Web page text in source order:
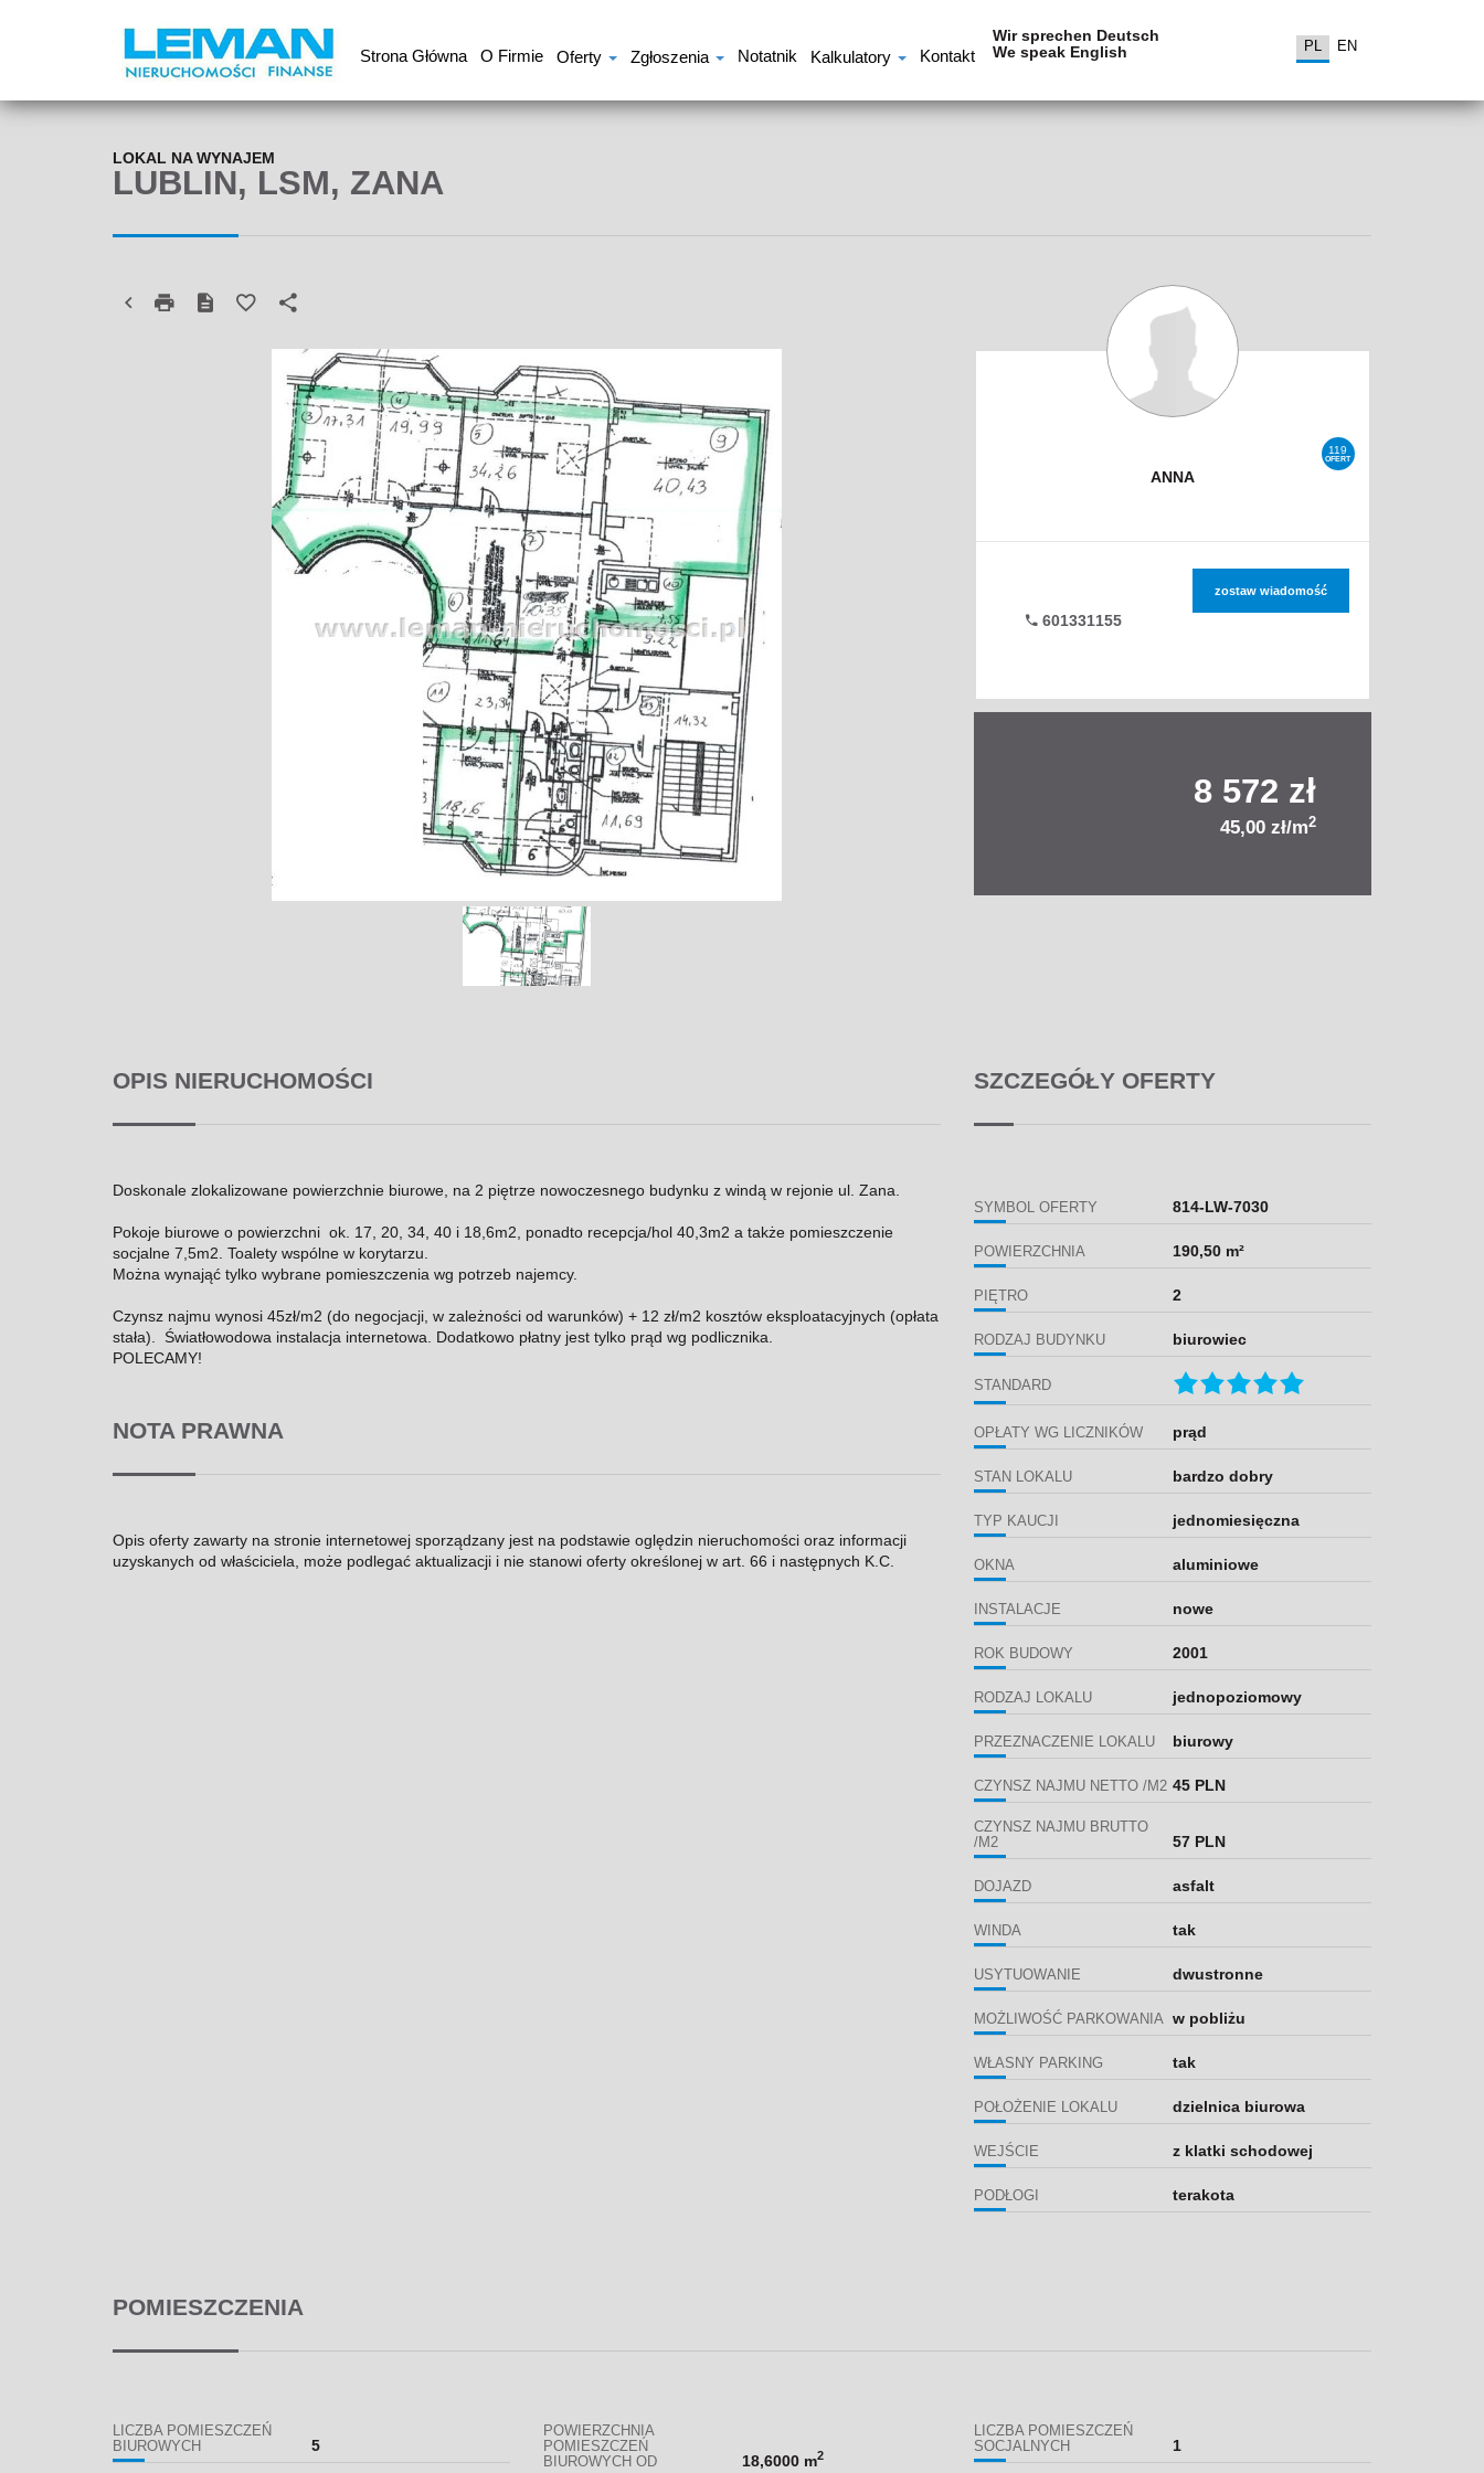
Strona Główna O Firmie Oferty Zgłoszenia Notatnik Kalkulatory Kontakt
Wir sprechen Deutsch
We speak English
PL EN
LUBLIN, LSM, ZANA
LOKAL NA WYNAJEM
119
OFERT
ANNA
601331155
zostaw wiadomość
8 572 zł
45,00 zł/m2
OPIS NIERUCHOMOŚCI
Doskonale zlokalizowane powierzchnie biurowe, na 2 piętrze nowoczesnego budynku z windą w rejonie ul. Zana.
Pokoje biurowe o powierzchni ok. 17, 20, 34, 40 i 18,6m2, ponadto recepcja/hol 40,3m2 a także pomieszczenie
socjalne 7,5m2. Toalety wspólne w korytarzu.
Można wynająć tylko wybrane pomieszczenia wg potrzeb najemcy.
Czynsz najmu wynosi 45zł/m2 (do negocjacji, w zależności od warunków) + 12 zł/m2 kosztów eksploatacyjnych (opłata
stała). Światłowodowa instalacja internetowa. Dodatkowo płatny jest tylko prąd wg podlicznika.
POLECAMY!
NOTA PRAWNA
Opis oferty zawarty na stronie internetowej sporządzany jest na podstawie oględzin nieruchomości oraz informacji
uzyskanych od właściciela, może podlegać aktualizacji i nie stanowi oferty określonej w art. 66 i następnych K.C.
SZCZEGÓŁY OFERTY
SYMBOL OFERTY 814-LW-7030
POWIERZCHNIA 190,50 m²
PIĘTRO 2
RODZAJ BUDYNKU biurowiec
STANDARD
OPŁATY WG LICZNIKÓW prąd
STAN LOKALU bardzo dobry
TYP KAUCJI jednomiesięczna
OKNA aluminiowe
INSTALACJE nowe
ROK BUDOWY 2001
RODZAJ LOKALU jednopoziomowy
PRZEZNACZENIE LOKALU biurowy
CZYNSZ NAJMU NETTO /M2 45 PLN
CZYNSZ NAJMU BRUTTO
/M2
57 PLN
DOJAZD asfalt
WINDA tak
USYTUOWANIE dwustronne
MOŻLIWOŚĆ PARKOWANIA w pobliżu
WŁASNY PARKING tak
POŁOŻENIE LOKALU dzielnica biurowa
WEJŚCIE z klatki schodowej
PODŁOGI terakota
POMIESZCZENIA
LICZBA POMIESZCZEŃ
BIUROWYCH
5
POWIERZCHNIA
POMIESZCZEŃ
BIUROWYCH OD
18,6000 m2
LICZBA POMIESZCZEŃ
SOCJALNYCH
1